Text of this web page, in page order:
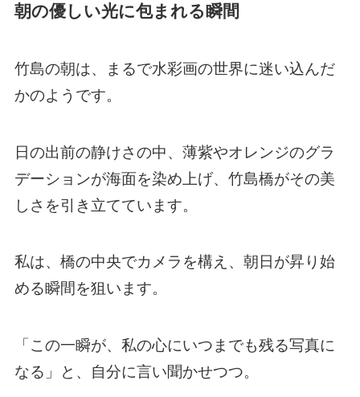
朝の優しい光に包まれる瞬間
竹島の朝は、まるで水彩画の世界に迷い込んだ
かのようです。
日の出前の静けさの中、薄紫やオレンジのグラ
デーションが海面を染め上げ、竹島橋がその美
しさを引き立てています。
私は、橋の中央でカメラを構え、朝日が昇り始
める瞬間を狙います。
「この一瞬が、私の心にいつまでも残る写真に
なる」と、自分に言い聞かせつつ。